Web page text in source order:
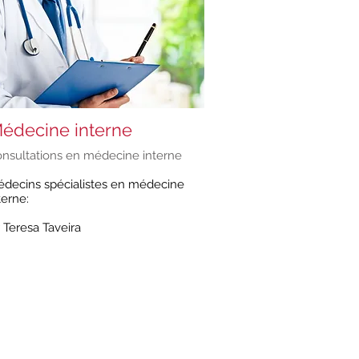
interne
en médecine interne
spécialistes en médecine
Teresa Taveira